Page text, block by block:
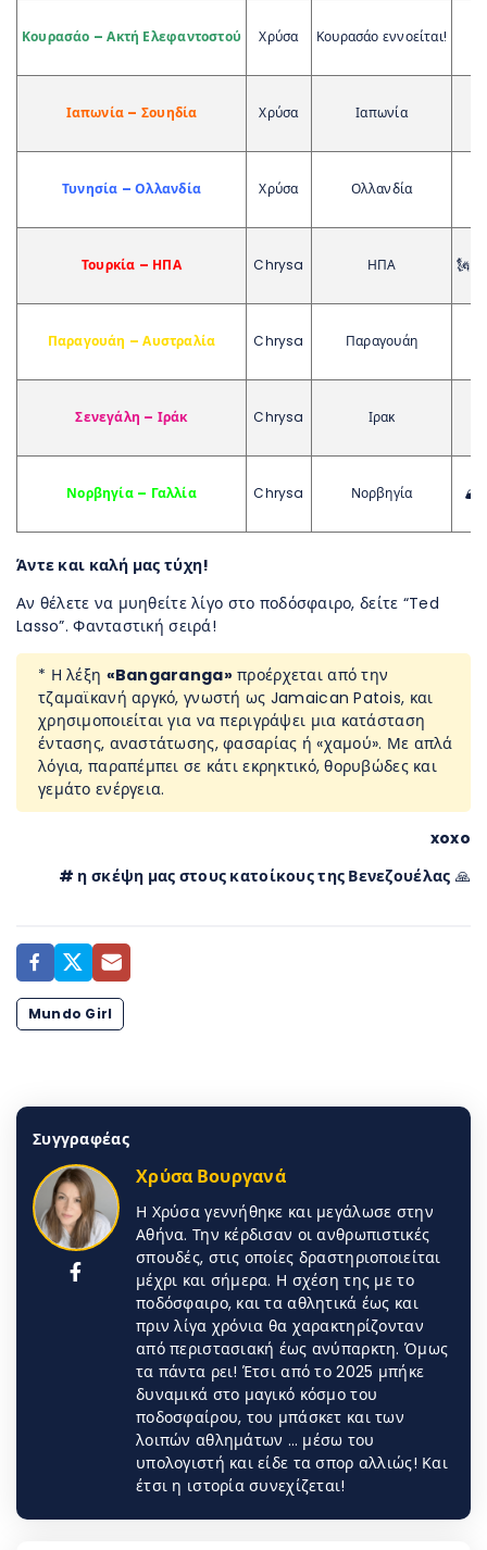
Κουρασάο – Ακτή Ελεφαντοστού Χρύσα Κουρασάο εννοείται!
Ιαπωνία – Σουηδία Χρύσα Ιαπωνία
Τυνησία – Ολλανδία Χρύσα Ολλανδία
Τουρκία – ΗΠΑ Chrysa ΗΠΑ
Παραγουάη – Αυστραλία Chrysa Παραγουάη
Σενεγάλη – Ιράκ Chrysa Ιρακ
Νορβηγία – Γαλλία Chrysa Νορβηγία
Άντε και καλή μας τύχη!
Αν θέλετε να μυηθείτε λίγο στο ποδόσφαιρο, δείτε “Ted
Lasso”. Φανταστική σειρά!
* Η λέξη «Bangaranga»προέρχεται από την
τζαμαϊκανή αργκό, γνωστή ως Jamaican Patois, και
χρησιμοποιείται για να περιγράψει μια κατάσταση
έντασης, αναστάτωσης, φασαρίας ή «χαμού». Με απλά
λόγια, παραπέμπει σε κάτι εκρηκτικό, θορυβώδες και
γεμάτο ενέργεια.
xoxo
# η σκέψη μας στους κατοίκους της Βενεζουέλας 🙏
Mundo Girl
Συγγραφέας
Χρύσα Βουργανά
Η Χρύσα γεννήθηκε και μεγάλωσε στην
Αθήνα. Την κέρδισαν οι ανθρωπιστικές
σπουδές, στις οποίες δραστηριοποιείται
μέχρι και σήμερα. Η σχέση της με το
ποδόσφαιρο, και τα αθλητικά έως και
πριν λίγα χρόνια θα χαρακτηρίζονταν
από περιστασιακή έως ανύπαρκτη. Όμως
τα πάντα ρει! Έτσι από το 2025 μπήκε
δυναμικά στο μαγικό κόσμο του
ποδοσφαίρου, του μπάσκετ και των
λοιπών αθλημάτων … μέσω του
υπολογιστή και είδε τα σπορ αλλιώς! Και
έτσι η ιστορία συνεχίζεται!